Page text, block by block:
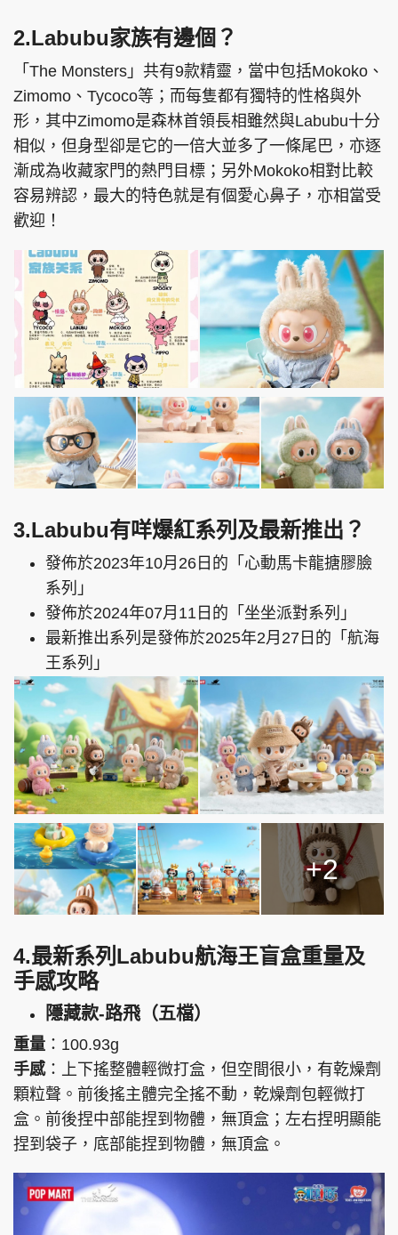
2.Labubu家族有邊個？
「The Monsters」共有9款精靈，當中包括Mokoko、
Zimomo、Tycoco等；而每隻都有獨特的性格與外
形，其中Zimomo是森林首領長相雖然與Labubu十分
相似，但身型卻是它的一倍大並多了一條尾巴，亦逐
漸成為收藏家門的熱門目標；另外Mokoko相對比較
容易辨認，最大的特色就是有個愛心鼻子，亦相當受
歡迎！
3.Labubu有咩爆紅系列及最新推出？
發佈於2023年10月26日的「心動馬卡龍搪膠臉
系列」
發佈於2024年07月11日的「坐坐派對系列」
最新推出系列是發佈於2025年2月27日的「航海
王系列」
+2
4.最新系列Labubu航海王盲盒重量及
手感攻略
隱藏款-路飛（五檔）
重量 ：100.93g
手感：上下搖整體輕微打盒，但空間很小，有乾燥劑
顆粒聲。前後搖主體完全搖不動，乾燥劑包輕微打
盒。前後捏中部能捏到物體，無頂盒；左右捏明顯能
捏到袋子，底部能捏到物體，無頂盒。